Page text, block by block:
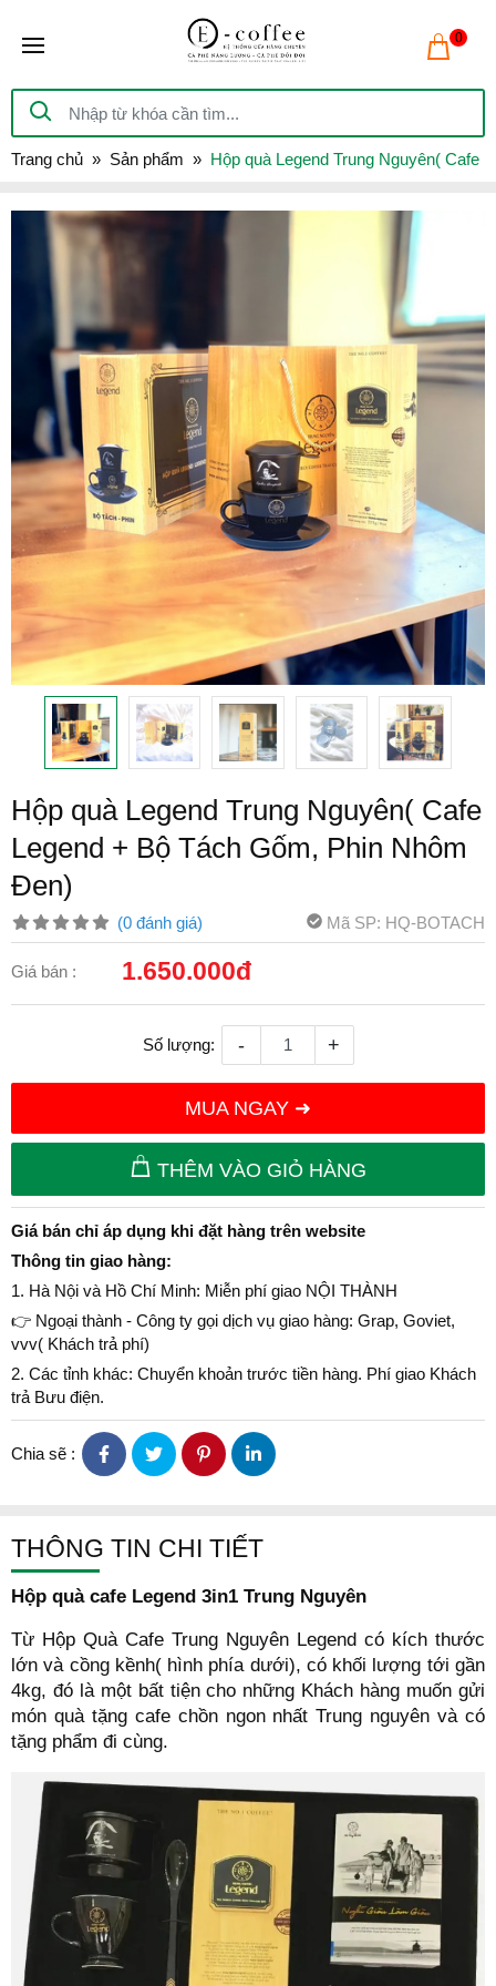
0
Trang chủ Sản phẩm Hộp quà Legend Trung Nguyên( Cafe
Hộp quà Legend Trung Nguyên( Cafe
Legend + Bộ Tách Gốm, Phin Nhôm
Đen)
(0 đánh giá) Mã SP: HQ-BOTACH
Giá bán : 1.650.000đ
Số lượng: - +
MUA NGAY ➜
THÊM VÀO GIỎ HÀNG
Giá bán chỉ áp dụng khi đặt hàng trên website
Thông tin giao hàng:
1. Hà Nội và Hồ Chí Minh: Miễn phí giao NỘI THÀNH
👉 Ngoại thành - Công ty gọi dịch vụ giao hàng: Grap, Goviet,
vvv( Khách trả phí)
2. Các tỉnh khác: Chuyển khoản trước tiền hàng. Phí giao Khách
trả Bưu điện.
Chia sẽ :
THÔNG TIN CHI TIẾT
Hộp quà cafe Legend 3in1 Trung Nguyên
Từ Hộp Quà Cafe Trung Nguyên Legend có kích thước
lớn và cồng kềnh( hình phía dưới), có khối lượng tới gần
4kg, đó là một bất tiện cho những Khách hàng muốn gửi
món quà tặng cafe chồn ngon nhất Trung nguyên và có
tặng phẩm đi cùng.